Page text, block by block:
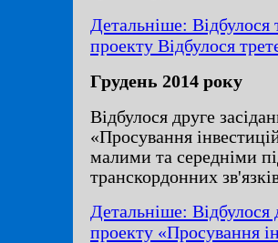
Детальніше: Відбулося
проекту Відбулося
Грудень 2014 року
Відбулося друге
«Просування
малими та середніми
транскордонних
Детальніше: Відбулося
проекту «Просування